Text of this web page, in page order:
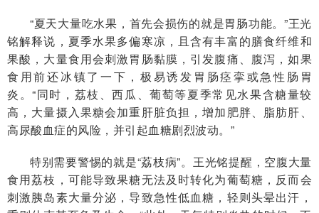
“夏天大量吃水果，首先会损伤的就是胃肠功能。”王光
铭解释说，夏季水果多偏寒凉，且含有丰富的膳食纤维和
果酸，大量食用会刺激胃肠黏膜，引发腹痛、腹泻，如果
食用前还冰镇了一下，极易诱发胃肠痉挛或急性肠胃
炎。“同时，荔枝、西瓜、葡萄等夏季常见水果含糖量较
高，大量摄入果糖会加重肝脏负担，增加肥胖、脂肪肝、
高尿酸血症的风险，并引起血糖剧烈波动。”
特别需要警惕的就是“荔枝病”。王光铭提醒，空腹大量
食用荔枝，可能导致果糖无法及时转化为葡萄糖，反而会
刺激胰岛素大量分泌，导致急性低血糖，轻则头晕出汗，